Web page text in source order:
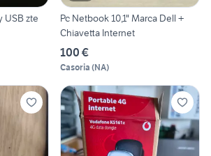
USB zte
Pc Netbook 10,1" Marca Dell +
Chiavetta Internet
100 €
Casoria (NA)